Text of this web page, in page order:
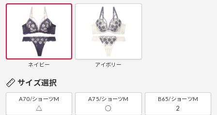
ネイビー アイボリー
サイズ選択
A70/ショーツM
△
A75/ショーツM
○
B65/ショーツM
2